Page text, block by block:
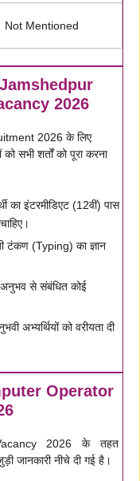
Not Mentioned
2026
2026 के लिए
को सभी शर्तों को पूरा करना
का इंटरमीडिएट (12वीं) पास
टंकण (Typing) का ज्ञान
से संबंधित कोई
अभ्यर्थियों को वरीयता दी
Operator
2026 के तहत
जानकारी नीचे दी गई है।